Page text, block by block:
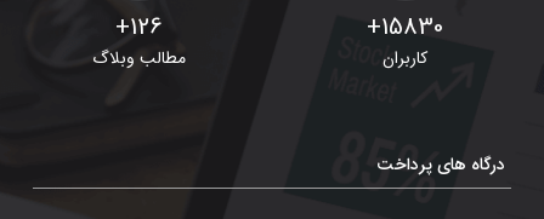
15830+
کاربران
126+
مطالب وبلاگ
درگاه های پرداخت